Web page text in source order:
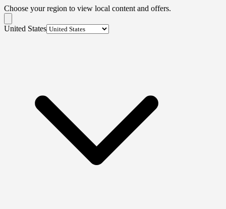
Choose your region to view local content and offers.
United States